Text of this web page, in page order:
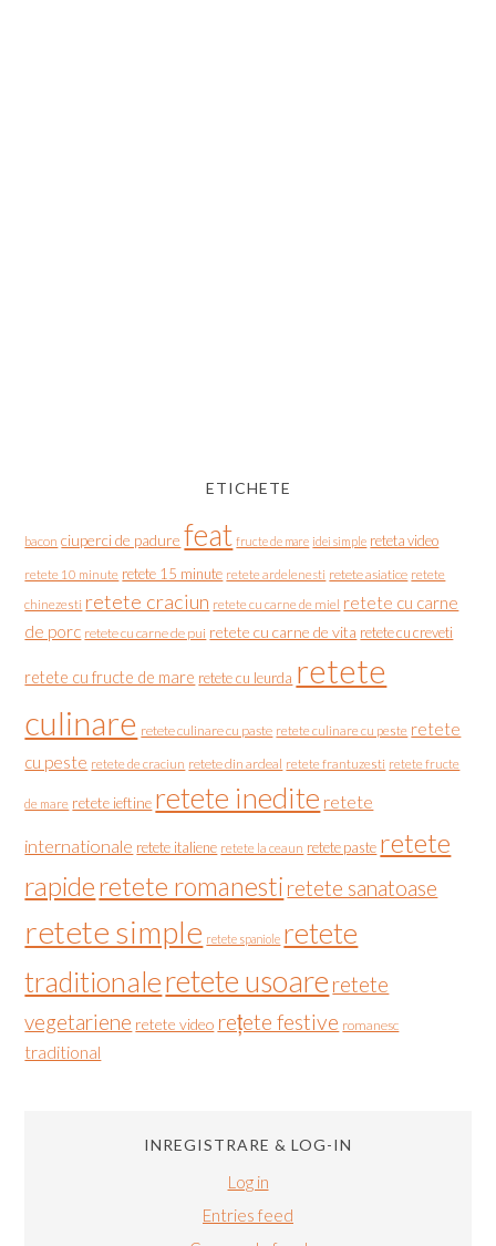
ETICHETE
bacon ciuperci de padure feat fructe de mare idei simple reteta video
retete 10 minute retete 15 minute retete ardelenesti retete asiatice retete
chinezesti retete craciun retete cu carne de miel retete cu carne
de porc retete cu carne de pui retete cu carne de vita retete cu creveti
retete cu fructe de mare retete cu leurda retete
culinare retete culinare cu paste retete culinare cu peste retete
cu peste retete de craciun retete din ardeal retete frantuzesti retete fructe
de mare retete ieftine retete inedite retete
internationale retete italiene retete la ceaun retete paste retete
rapideretete romanesti retete sanatoase
retete simple retete spaniole retete
traditionaleretete usoare retete
vegetariene retete video rețete festive romanesc
traditional
INREGISTRARE & LOG-IN
Log in
Entries feed